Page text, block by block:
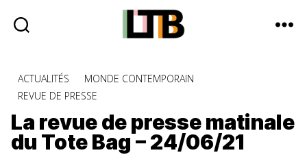
Bag
Média
d'information
quotidienne
Catégories
ACTUALITÉS
MONDE CONTEMPORAIN
REVUE DE PRESSE
La revue de presse matinale
du Tote Bag – 24/06/21